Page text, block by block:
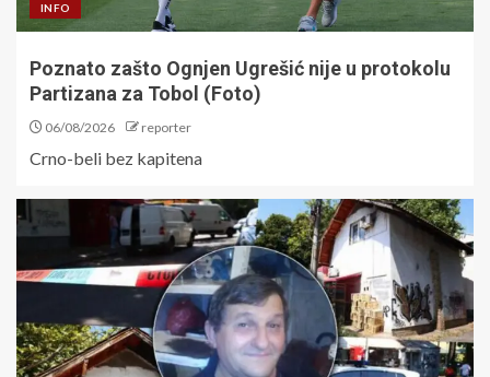
INFO
Poznato zašto Ognjen Ugrešić nije u protokolu
Partizana za Tobol (Foto)
06/08/2026 reporter
Crno-beli bez kapitena